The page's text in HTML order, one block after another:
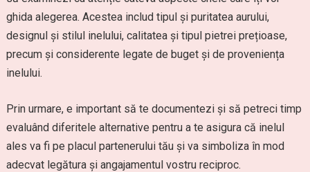
ghida alegerea. Acestea includ tipul și puritatea aurului,
designul și stilul inelului, calitatea și tipul pietrei prețioase,
precum și considerente legate de buget și de proveniența
inelului.
Prin urmare, e important să te documentezi și să petreci timp
evaluând diferitele alternative pentru a te asigura că inelul
ales va fi pe placul partenerului tău și va simboliza în mod
adecvat legătura și angajamentul vostru reciproc.